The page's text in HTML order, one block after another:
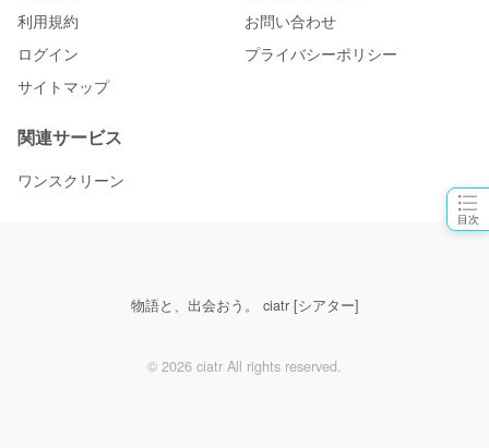
目次
利用規約
お問い合わせ
ログイン
プライバシーポリシー
サイトマップ
関連サービス
ワンスクリーン
物語と、出会おう。 ciatr [シアター]
© 2026 ciatr All rights reserved.